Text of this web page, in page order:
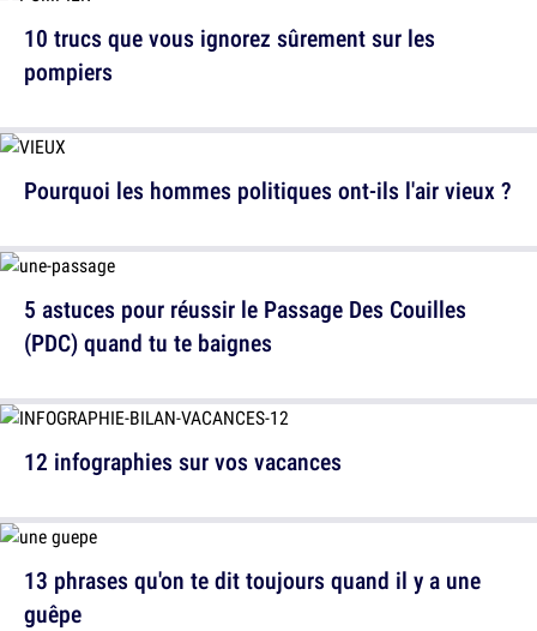
10 trucs que vous ignorez sûrement sur les
pompiers
5 astuces pour réussir le Passage Des Couilles
(PDC) quand tu te baignes
13 phrases qu'on te dit toujours quand il y a une
guêpe
Pourquoi les hommes politiques ont-ils l'air vieux ?
12 infographies sur vos vacances